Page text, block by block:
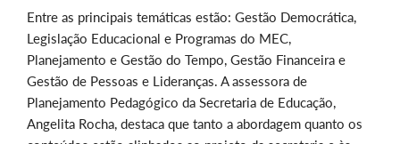
Entre as principais temáticas estão: Gestão Democrática,
Legislação Educacional e Programas do MEC,
Planejamento e Gestão do Tempo, Gestão Financeira e
Gestão de Pessoas e Lideranças. A assessora de
Planejamento Pedagógico da Secretaria de Educação,
Angelita Rocha, destaca que tanto a abordagem quanto os